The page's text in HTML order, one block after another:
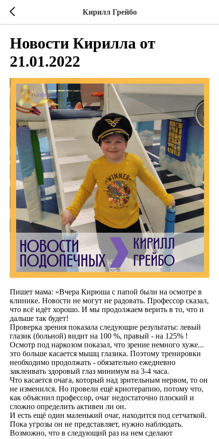
Кирилл Грейбо
Новости Кирилла от
21.01.2022
Пишет мама: «Вчера Кирюша с папой были на осмотре в
клинике. Новости не могут не радовать. Профессор сказал,
что всё идёт хорошо. И мы продолжаем верить в то, что и
дальше так будет!
Проверка зрения показала следующие результаты: левый
глазик (больной) видит на 100 %, правый - на 125% !
Осмотр под наркозом показал, что зрение немного хуже...
это больше касается мышц глазика. Поэтому тренировки
необходимо продолжать - обязательно ежедневно
заклеивать здоровый глаз минимум на 3-4 часа.
Что касается очага, который над зрительным нервом, то он
не изменился. Но провели ещё криотерапию, потому что,
как объяснил профессор, очаг недостаточно плоский и
сложно определить активен ли он.
И есть ещё один маленький очаг, находится под сетчаткой.
Пока угрозы он не представляет, нужно наблюдать.
Возможно, что в следующий раз на нем сделают